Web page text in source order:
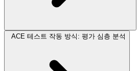
ACE 테스트 작동 방식: 평가 심층 분석